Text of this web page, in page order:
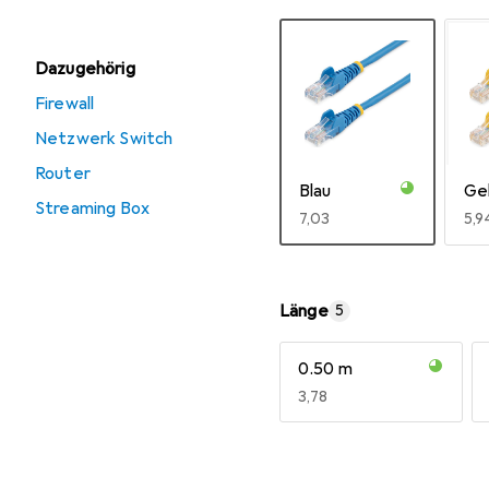
Dazugehörig
Firewall
Netzwerk Switch
Router
Streaming Box
Blau
EUR
7,03
Länge 5
0.50 m
EUR
3,78